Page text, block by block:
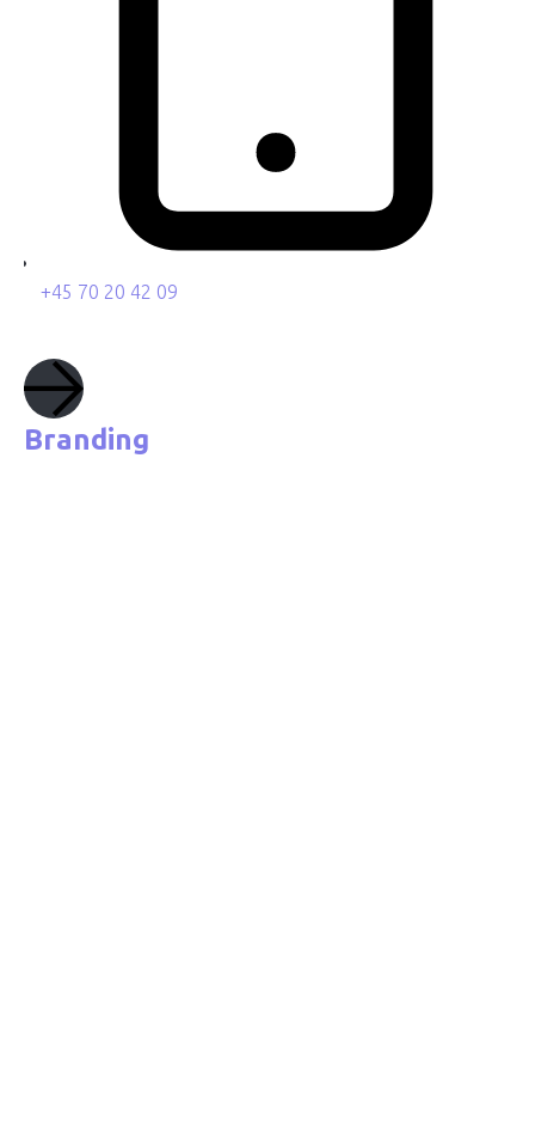
+45 70 20 42 09
Branding